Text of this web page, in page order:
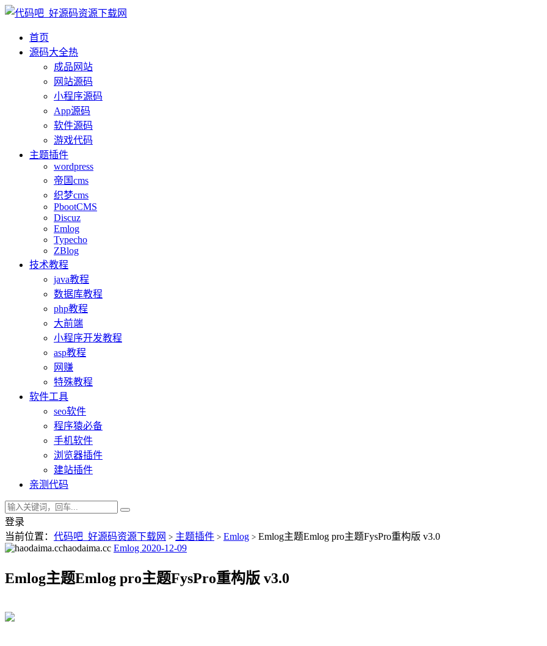
首页
源码大全热
成品网站
网站源码
小程序源码
App源码
软件源码
游戏代码
主题插件
wordpress
帝国cms
织梦cms
PbootCMS
Discuz
Emlog
Typecho
ZBlog
技术教程
java教程
数据库教程
php教程
大前端
小程序开发教程
asp教程
网赚
特殊教程
软件工具
seo软件
程序猿必备
手机软件
浏览器插件
建站插件
亲测代码
登录
当前位置： 代码吧_好源码资源下载网 > 主题插件 > Emlog > Emlog主题Emlog pro主题FysPro重构版 v3.0
haodaima.cc Emlog 2020-12-09
Emlog主题Emlog pro主题FysPro重构版 v3.0